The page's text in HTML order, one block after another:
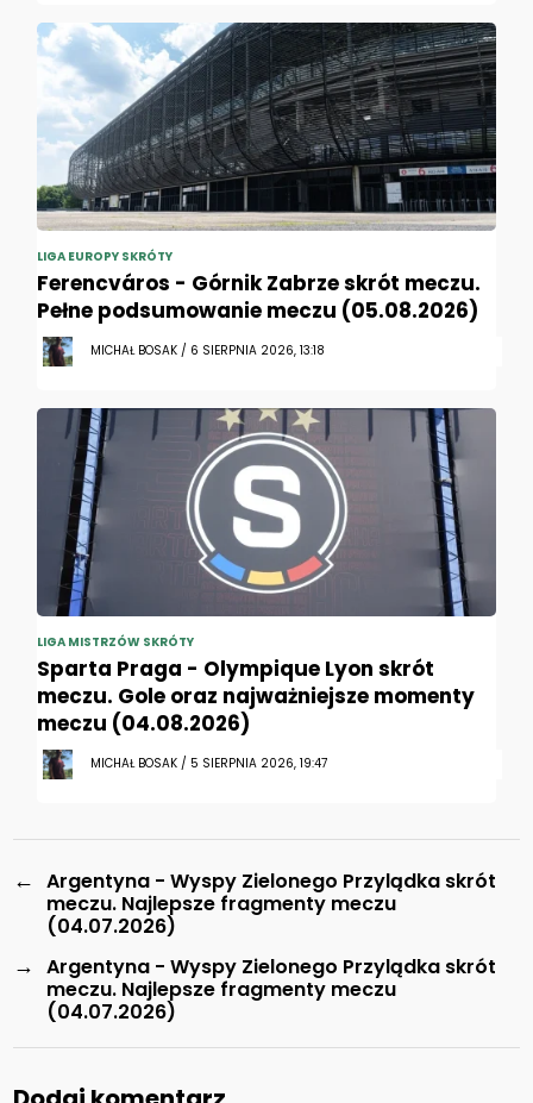
LIGA EUROPY SKRÓTY
Ferencváros - Górnik Zabrze skrót meczu.
Pełne podsumowanie meczu (05.08.2026)
MICHAŁ BOSAK / 6 SIERPNIA 2026, 13:18
LIGA MISTRZÓW SKRÓTY
Sparta Praga - Olympique Lyon skrót
meczu. Gole oraz najważniejsze momenty
meczu (04.08.2026)
MICHAŁ BOSAK / 5 SIERPNIA 2026, 19:47
← Argentyna - Wyspy Zielonego Przylądka skrót
meczu. Najlepsze fragmenty meczu
(04.07.2026)
→ Argentyna - Wyspy Zielonego Przylądka skrót
meczu. Najlepsze fragmenty meczu
(04.07.2026)